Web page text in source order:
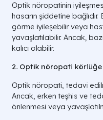
Optik nöropatinin
hasarın şiddetine
görme iyileşebilir veya
yavaşlatılabilir. Ancak,
kalıcı olabilir.
2. Optik nöropati
Optik nöropati, tedavi
Ancak, erken teşhis ve
önlenmesi veya